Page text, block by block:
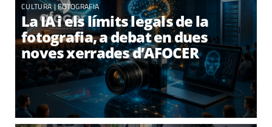
CULTURA | FOTOGRAFIA
La IA i els límits legals de la
fotografia, a debat en dues
noves xerrades d’AFOCER